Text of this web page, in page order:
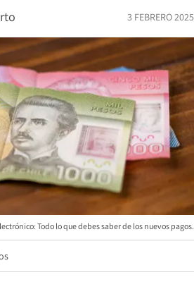
3 FEBRERO 2025
Todo lo que debes saber de los nuevos pagos.